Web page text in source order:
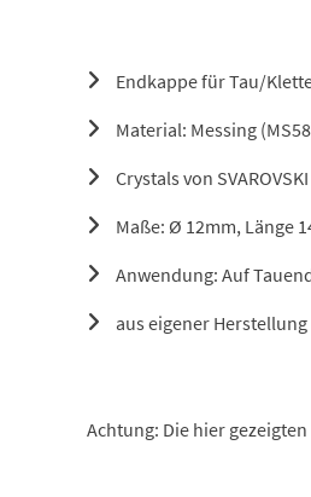
Endkappe für Tau/
Material: Messing
Crystals von
Maße: Ø 12mm, Länge
Anwendung: Auf
aus eigener Herstellung
Achtung: Die hier